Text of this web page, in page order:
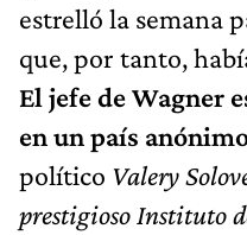
estrelló la semana
que, por tanto,
El jefe de Wagner
en un país
político Valery
prestigioso Instituto